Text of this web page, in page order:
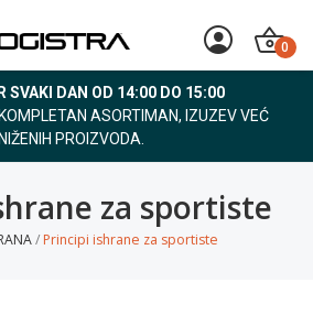
0
SVAKI DAN OD 14:00 DO 15:00
ASORTIMAN, IZUZEV VEĆ
PROIZVODA.
za sportiste
Principi ishrane za sportiste